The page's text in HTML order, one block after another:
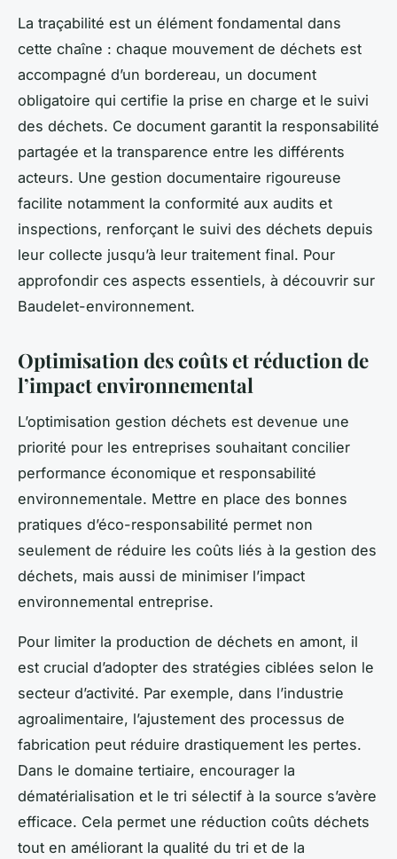
La traçabilité est un élément fondamental dans
cette chaîne : chaque mouvement de déchets est
accompagné d’un bordereau, un document
obligatoire qui certifie la prise en charge et le suivi
des déchets. Ce document garantit la responsabilité
partagée et la transparence entre les différents
acteurs. Une gestion documentaire rigoureuse
facilite notamment la conformité aux audits et
inspections, renforçant le suivi des déchets depuis
leur collecte jusqu’à leur traitement final. Pour
approfondir ces aspects essentiels, à découvrir sur
Baudelet-environnement.
Optimisation des coûts et réduction de
l’impact environnemental
L’optimisation gestion déchets est devenue une
priorité pour les entreprises souhaitant concilier
performance économique et responsabilité
environnementale. Mettre en place des bonnes
pratiques d’éco-responsabilité permet non
seulement de réduire les coûts liés à la gestion des
déchets, mais aussi de minimiser l’impact
environnemental entreprise.
Pour limiter la production de déchets en amont, il
est crucial d’adopter des stratégies ciblées selon le
secteur d’activité. Par exemple, dans l’industrie
agroalimentaire, l’ajustement des processus de
fabrication peut réduire drastiquement les pertes.
Dans le domaine tertiaire, encourager la
dématérialisation et le tri sélectif à la source s’avère
efficace. Cela permet une réduction coûts déchets
tout en améliorant la qualité du tri et de la